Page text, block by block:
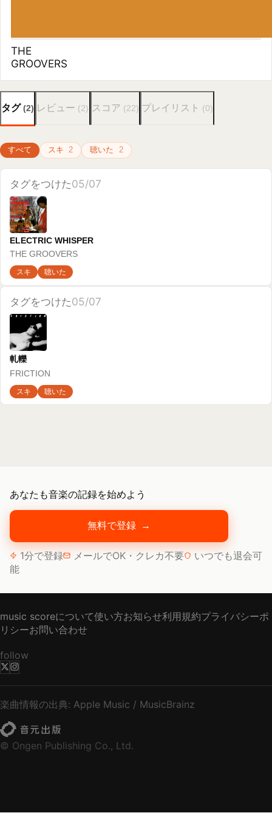
ELECTRIC WHISPER
THE GROOVERS
スキ 聴いた
軋轢
FRICTION
スキ 聴いた
あなたも音楽の記録を始めよう
無料で登録 →
1分で登録 メールでOK・クレカ不要
いつでも退会可
能
music scoreについて使い方お知らせ利用規約プライバシーポ
リシーお問い合わせ
follow
楽曲情報の出典: Apple Music / MusicBrainz
© Ongen Publishing Co., Ltd.